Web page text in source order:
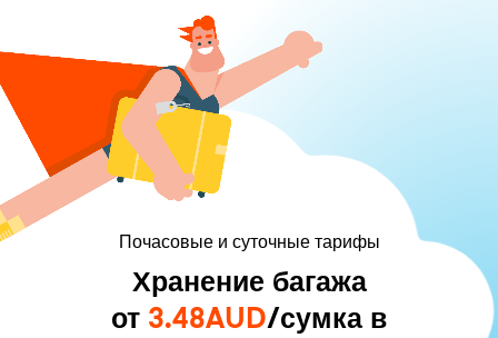
Почасовые и суточные тарифы
Хранение багажа
от 3.48AUD/сумка в